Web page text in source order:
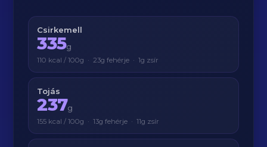
Csirkemell
335g
110 kcal / 100g · 23g fehérje · 1g zsír
Tojás
237g
155 kcal / 100g · 13g fehérje · 11g zsír